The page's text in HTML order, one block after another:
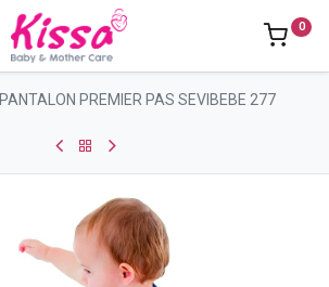
0
PANTALON PREMIER PAS SEVIBEBE 277